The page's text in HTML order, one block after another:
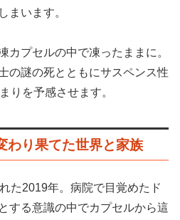
まいます。
カプセルの中で凍ったままに。
の謎の死とともにサスペンス性
りを予感させます。
わり果てた世界と家族
た2019年。病院で目覚めたド
する意識の中でカプセルから這